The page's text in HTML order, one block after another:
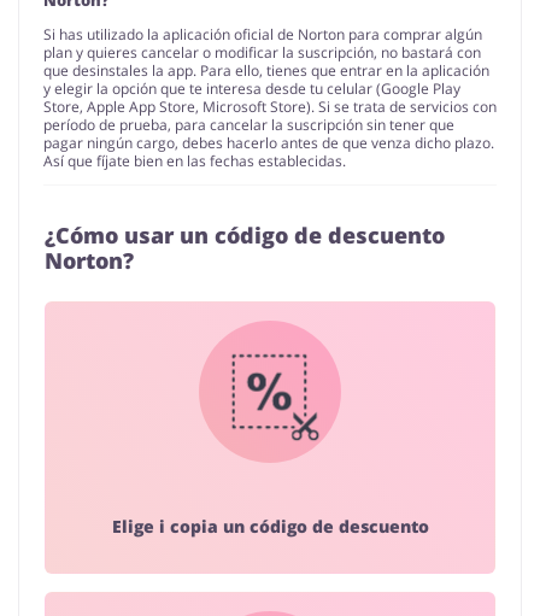
Si has utilizado la aplicación oficial de Norton para comprar algún
plan y quieres cancelar o modificar la suscripción, no bastará con
que desinstales la app. Para ello, tienes que entrar en la aplicación
y elegir la opción que te interesa desde tu celular (Google Play
Store, Apple App Store, Microsoft Store). Si se trata de servicios con
período de prueba, para cancelar la suscripción sin tener que
pagar ningún cargo, debes hacerlo antes de que venza dicho plazo.
Así que fíjate bien en las fechas establecidas.
¿Cómo usar un código de descuento
Norton?
Elige i copia un código de descuento